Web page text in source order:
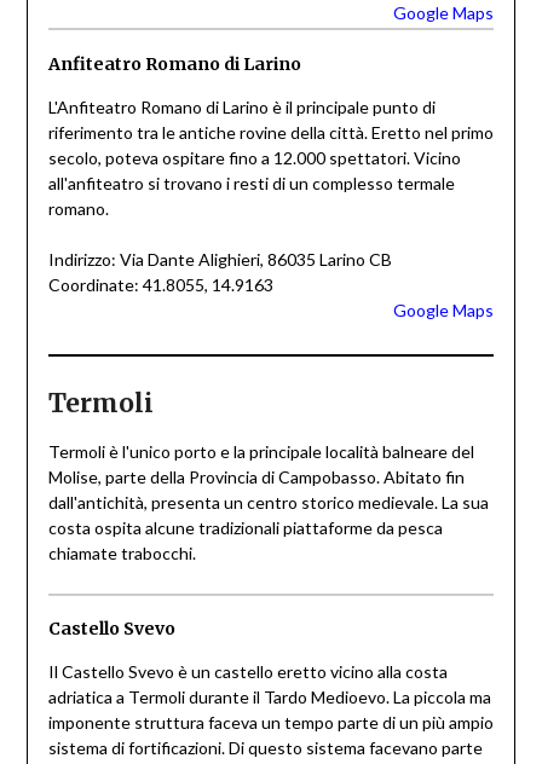
Google Maps
Anfiteatro Romano di Larino
L'Anfiteatro Romano di Larino è il principale punto di
riferimento tra le antiche rovine della città. Eretto nel primo
secolo, poteva ospitare fino a 12.000 spettatori. Vicino
all'anfiteatro si trovano i resti di un complesso termale
romano.
Indirizzo: Via Dante Alighieri, 86035 Larino CB
Coordinate: 41.8055, 14.9163
Google Maps
Termoli
Termoli è l'unico porto e la principale località balneare del
Molise, parte della Provincia di Campobasso. Abitato fin
dall'antichità, presenta un centro storico medievale. La sua
costa ospita alcune tradizionali piattaforme da pesca
chiamate trabocchi.
Castello Svevo
Il Castello Svevo è un castello eretto vicino alla costa
adriatica a Termoli durante il Tardo Medioevo. La piccola ma
imponente struttura faceva un tempo parte di un più ampio
sistema di fortificazioni. Di questo sistema facevano parte